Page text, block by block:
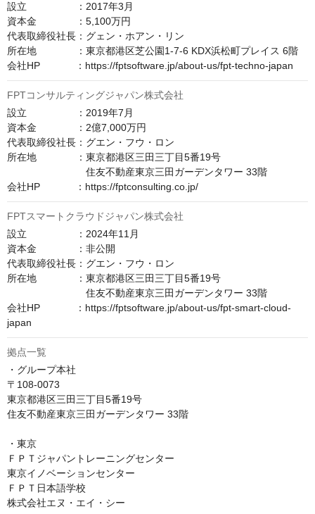
設立　　　　　：2017年3月
資本金　　　　：5,100万円
代表取締役社長：グェン・ホアン・リン
所在地　　　　：東京都港区芝公園1-7-6 KDX浜松町プレイス 6階
会社HP　　　  ：https://fptsoftware.jp/about-us/fpt-techno-japan
FPTコンサルティングジャパン株式会社
設立　　　　　：2019年7月
資本金　　　　：2億7,000万円
代表取締役社長：グエン・フウ・ロン
所在地　　　　：東京都港区三田三丁目5番19号
住友不動産東京三田ガーデンタワー 33階
会社HP　　　  ：https://fptconsulting.co.jp/
FPTスマートクラウドジャパン株式会社
設立　　　　　：2024年11月
資本金　　　　：非公開
代表取締役社長：グエン・フウ・ロン
所在地　　　　：東京都港区三田三丁目5番19号
住友不動産東京三田ガーデンタワー 33階
会社HP　　　  ：https://fptsoftware.jp/about-us/fpt-smart-cloud-
japan
拠点一覧
・グループ本社
〒108-0073
東京都港区三田三丁目5番19号
住友不動産東京三田ガーデンタワー 33階
・東京
ＦＰＴジャパントレーニングセンター
東京イノベーションセンター
ＦＰＴ日本語学校
株式会社エヌ・エイ・シー